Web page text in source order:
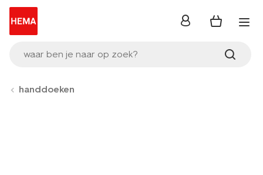
waar ben je naar op zoek?
inloggen
handdoeken